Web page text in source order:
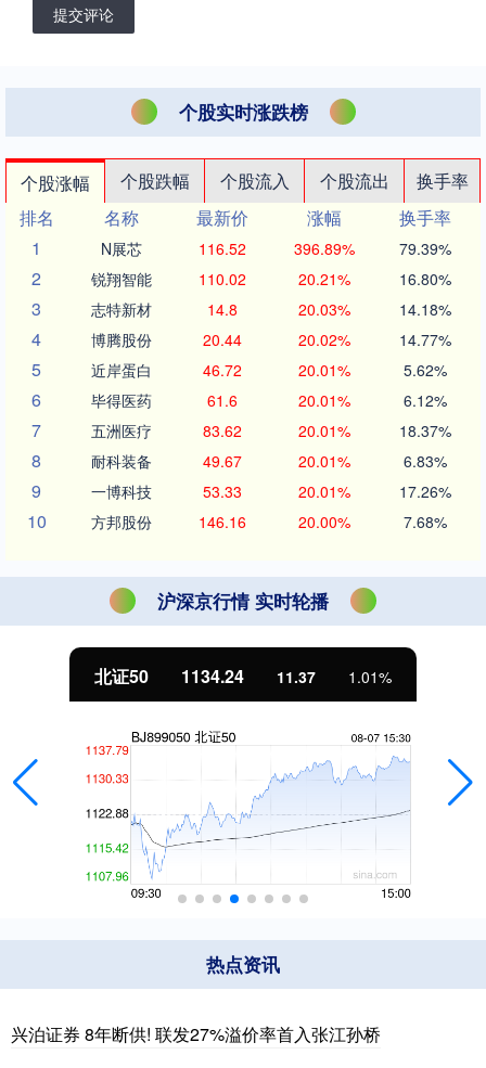
提交评论
个股实时涨跌榜
个股涨幅 个股跌幅 个股流入 个股流出
换手率
排名
名称 最新价 涨幅
换手率
1
N展芯 116.52 396.89% 79.39%
2 锐翔智能 110.02 20.21% 16.80%
3 志特新材 14.8 20.03% 14.18%
4 博腾股份 20.44 20.02% 14.77%
5 近岸蛋白 46.72 20.01% 5.62%
6 毕得医药 61.6 20.01% 6.12%
7 五洲医疗 83.62 20.01% 18.37%
8 耐科装备 49.67 20.01% 6.83%
9 一博科技 53.33 20.01% 17.26%
10 方邦股份 146.16 20.00% 7.68%
沪深京行情 实时轮播
北证50 1134.24 11.37 1.01%
热点资讯
兴泊证券 8年断供! 联发27%溢价率首入张江孙桥